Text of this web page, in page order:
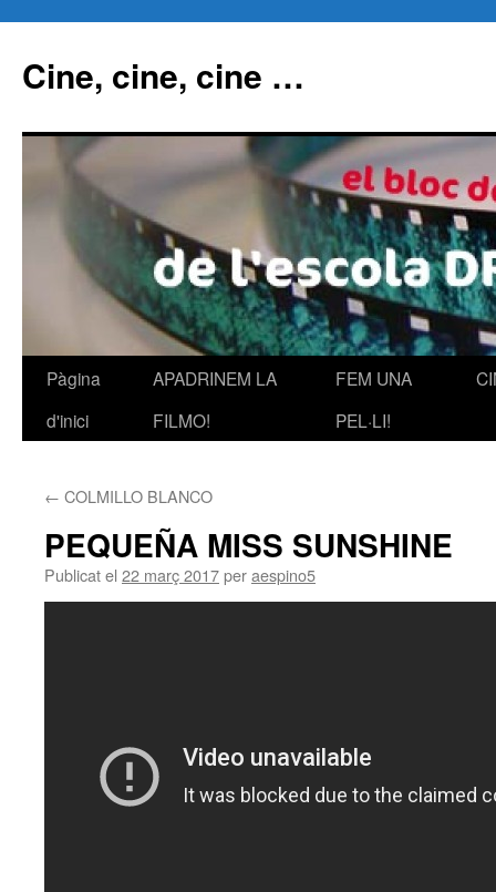
Cine, cine, cine …
Vés
Pàgina
d'inici
APADRINEM LA
FILMO!
FEM UNA
PEL·LI!
← COLMILLO BLANCO
PEQUEÑA MISS SUNSHINE
Publicat el 22 març 2017peraespino5